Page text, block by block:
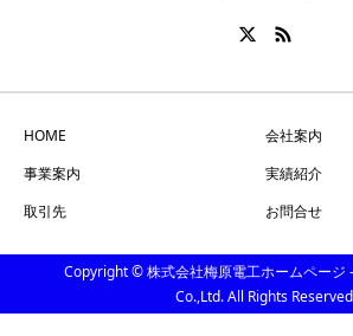
HOME
会社案内
事業案内
実績紹介
取引先
お問合せ
Copyright © 株式会社梅原電工ホームペー
Co.,Ltd. All Rights